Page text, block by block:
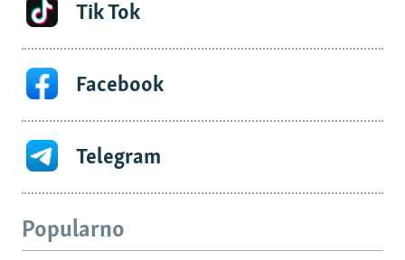
Tik Tok
Facebook
Telegram
Popularno